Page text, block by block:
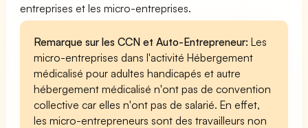
entreprises et les micro-entreprises.
Remarque sur les CCN et Auto-Entrepreneur: Les
micro-entreprises dans l'activité Hébergement
médicalisé pour adultes handicapés et autre
hébergement médicalisé n'ont pas de convention
collective car elles n'ont pas de salarié. En effet,
les micro-entrepreneurs sont des travailleurs non